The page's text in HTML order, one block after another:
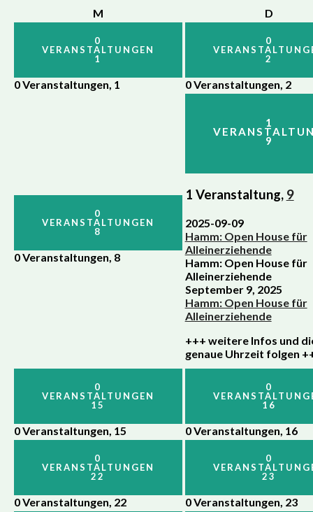
MMontag D
0
VERANSTALTUNGEN
1
0 Veranstaltungen, 1
0
2
0 Veranstaltungen, 2
0
VERANSTALTUNGEN
8
0 Veranstaltungen, 8
1
9
1 Veranstaltung, 9
2025-09-09
Hamm: Open House für
Alleinerziehende
Hamm: Open House für
Alleinerziehende
September 9, 2025
Hamm: Open House für
Alleinerziehende
+++ weitere Infos und
genaue Uhrzeit folgen
0
VERANSTALTUNGEN
15
0 Veranstaltungen, 15
0
16
0 Veranstaltungen, 16
0
VERANSTALTUNGEN
22
0 Veranstaltungen, 22
0
23
0 Veranstaltungen, 23